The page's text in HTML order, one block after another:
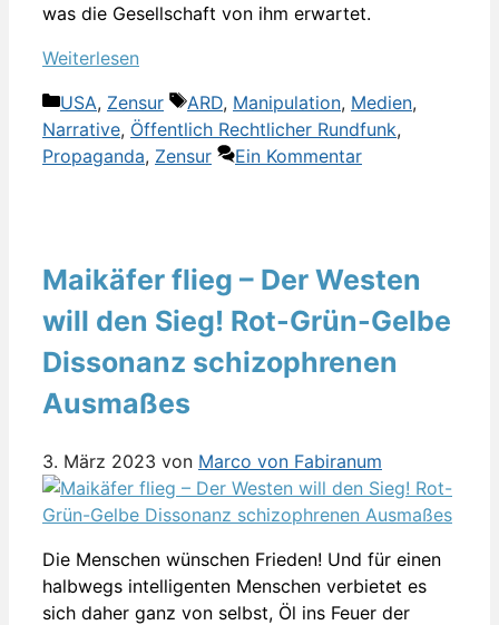
was die Gesellschaft von ihm erwartet.
Weiterlesen
Kategorien
USA, Zensur Schlagwörter
ARD, Manipulation, Medien,
Narrative, Öffentlich Rechtlicher Rundfunk,
Propaganda, Zensur Ein Kommentar
Maikäfer flieg – Der Westen
will den Sieg! Rot-Grün-Gelbe
Dissonanz schizophrenen
Ausmaßes
3. März 2023 von Marco von Fabiranum
Die Menschen wünschen Frieden! Und für einen
halbwegs intelligenten Menschen verbietet es
sich daher ganz von selbst, Öl ins Feuer der